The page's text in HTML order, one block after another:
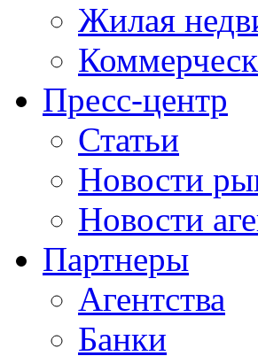
Жилая
Пресс-центр
Статьи
Новости
Новости
Партнеры
Агентства
Банки